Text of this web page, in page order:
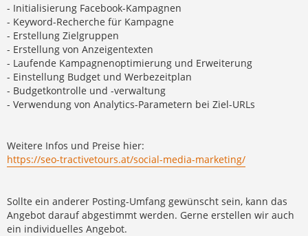
- Initialisierung Facebook-Kampagnen
- Keyword-Recherche für Kampagne
- Erstellung Zielgruppen
- Erstellung von Anzeigentexten
- Laufende Kampagnenoptimierung und Erweiterung
- Einstellung Budget und Werbezeitplan
- Budgetkontrolle und -verwaltung
- Verwendung von Analytics-Parametern bei Ziel-URLs
Weitere Infos und Preise hier:
https://seo-tractivetours.at/social-media-marketing/
Sollte ein anderer Posting-Umfang gewünscht sein, kann das
Angebot darauf abgestimmt werden. Gerne erstellen wir auch
ein individuelles Angebot.